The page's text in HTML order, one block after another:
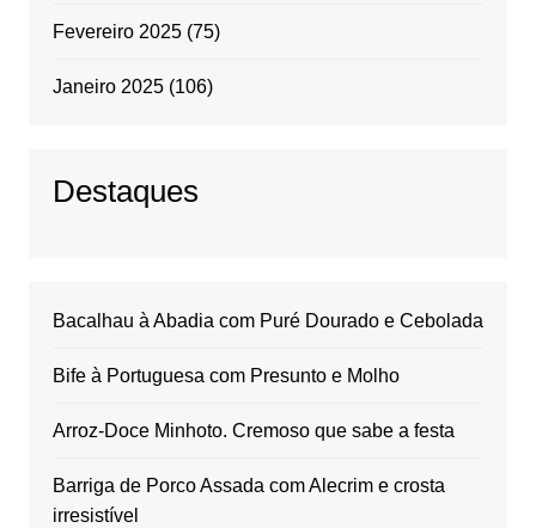
Fevereiro 2025(75)
Janeiro 2025(106)
Destaques
Bacalhau à Abadia com Puré Dourado e Cebolada
Bife à Portuguesa com Presunto e Molho
Arroz-Doce Minhoto. Cremoso que sabe a festa
Barriga de Porco Assada com Alecrim e crosta
irresistível